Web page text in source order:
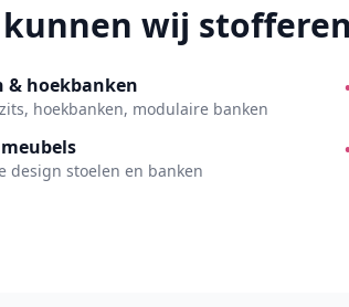
wij
& hoekbanken
hoekbanken, modulaire banken
design stoelen en banken